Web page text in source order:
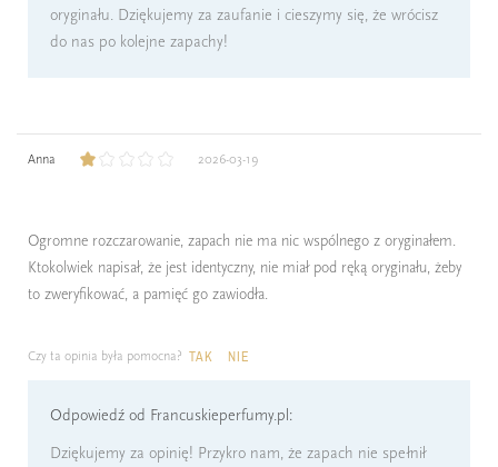
oryginału. Dziękujemy za zaufanie i cieszymy się, że wrócisz
do nas po kolejne zapachy!
Anna 2026-03-19
Ogromne rozczarowanie, zapach nie ma nic wspólnego z oryginałem.
Ktokolwiek napisał, że jest identyczny, nie miał pod ręką oryginału, żeby
to zweryfikować, a pamięć go zawiodła.
Czy ta opinia była pomocna? TAK NIE
Odpowiedź od Francuskieperfumy.pl:
Dziękujemy za opinię! Przykro nam, że zapach nie spełnił